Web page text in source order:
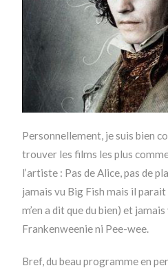
Personnellement, je suis bien
trouver les films les plus
l’artiste : Pas de Alice, pas de
jamais vu Big Fish mais il parait
m’en a dit que du bien) et
Frankenweenie ni Pee-wee.
Bref, du beau programme en